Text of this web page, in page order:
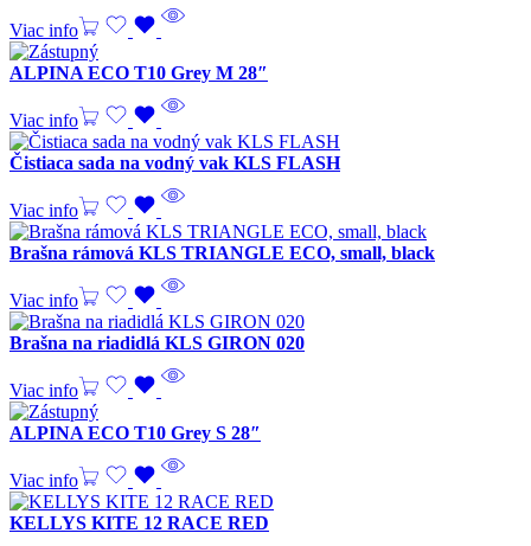
Viac info
ALPINA ECO T10 Grey M 28″
Viac info
Čistiaca sada na vodný vak KLS FLASH
Viac info
Brašna rámová KLS TRIANGLE ECO, small, black
Viac info
Brašna na riadidlá KLS GIRON 020
Viac info
ALPINA ECO T10 Grey S 28″
Viac info
KELLYS KITE 12 RACE RED